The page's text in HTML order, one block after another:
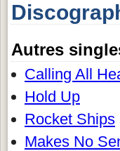
Autres
Calling All
Hold Up
Rocket Ships
Makes No